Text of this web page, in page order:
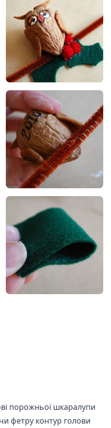
порожньої шкаралупи
фетру контур голови